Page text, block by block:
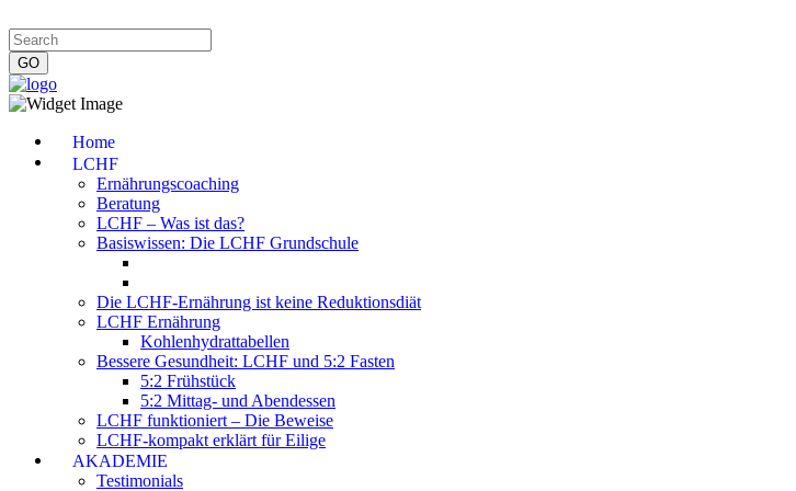
Home
LCHF
Ernährungscoaching
Beratung
LCHF – Was ist das?
Basiswissen: Die LCHF Grundschule
Die LCHF-Ernährung ist keine Reduktionsdiät
LCHF Ernährung
Kohlenhydrattabellen
Bessere Gesundheit: LCHF und 5:2 Fasten
5:2 Frühstück
5:2 Mittag- und Abendessen
LCHF funktioniert – Die Beweise
LCHF-kompakt erklärt für Eilige
AKADEMIE
Testimonials